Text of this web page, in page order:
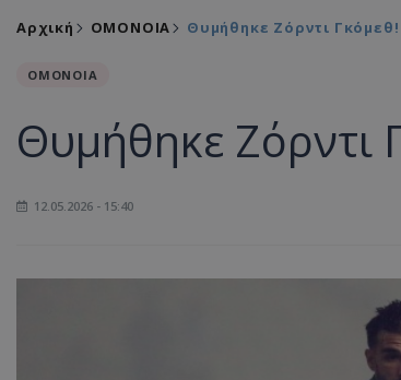
Αρχική ΟΜΟΝΟΙΑ Θυμήθηκε Ζόρντι Γκόμεθ!
ΟΜΟΝΟΙΑ
Θυμήθηκε Ζόρντι
12.05.2026 - 15:40